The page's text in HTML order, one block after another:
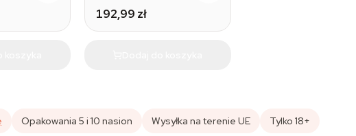
192,99 zł
Opakowania 5 i 10 nasion Wysyłka na terenie UE Tylko 18+